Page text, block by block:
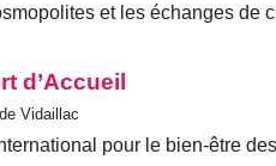
et les échanges de
d’Accueil
Vidaillac
pour le bien-être